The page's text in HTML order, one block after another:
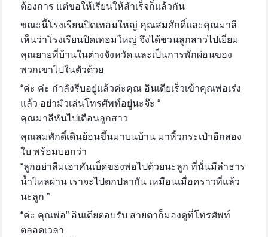
ต้องการ แต่ขอให้เรียนให้สำเร็จก็แล้วกัน
ขณะนี้โรงเรียนปิดเทอมใหญ่ คุณสมศักดิ์และคุณมาลี
เห็นว่าโรงเรียนปิดเทอมใหญ่ จึงได้ชวนลูกสาวไปเยี่ยม
คุณยายที่บ้านในต่างจังหวัด และเป็นการพักผ่อนของ
พวกเขาไปในตัวด้วย
“ค่ะ ค่ะ กำลังรีบอยู่แล้วค่ะคุณ อินเดียเร็วเข้าคุณพ่อเร่ง
แล้ว อย่ามัวเล่นโทรศัพท์อยู่นะจ๊ะ “
คุณมาลีหันไปเตือนลูกสาว
คุณสมศักดิ์เดินย้อนขึ้นมาบนบ้าน มาหิ้วกระเป๋าอีกสอง
ใบ พร้อมบอกว่า
“ลูกอย่าลืมเอาคันเบ็ดของพ่อไปด้วยนะลูก ที่นั่นมีลำธาร
น้ำไหลผ่าน เราจะไปตกปลากัน เหมือนเมื่อคราวที่แล้ว
นะลูก ”
“ค่ะ คุณพ่อ” อินเดียตอบรับ สายตาก็มองดูที่โทรศัพท์
ตลอดเวลา